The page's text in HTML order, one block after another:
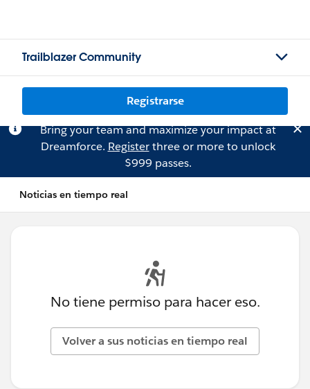
Trailblazer Community
Registrarse
Bring your team and maximize your impact at
Dreamforce. Registerthree or more to unlock
$999 passes.
Noticias en tiempo real
No tiene permiso para hacer eso.
Volver a sus noticias en tiempo real